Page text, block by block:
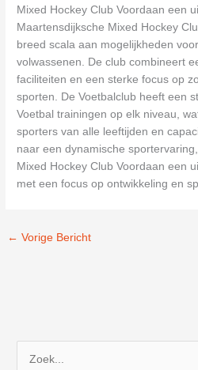
Mixed Hockey Club Voordaan een
Maartensdijksche Mixed Hockey
breed scala aan mogelijkheden
volwassenen. De club combineert
faciliteiten en een sterke focus op
sporten. De Voetbalclub heeft een
Voetbal trainingen op elk niveau,
sporters van alle leeftijden en
naar een dynamische
Mixed Hockey Club Voordaan een
met een focus op ontwikkeling en
← Vorige Bericht